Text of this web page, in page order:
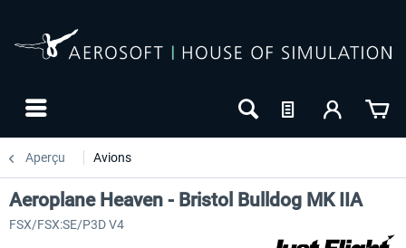
Aperçu Avions
Aeroplane Heaven - Bristol Bulldog MK IIA
FSX/FSX:SE/P3D V4